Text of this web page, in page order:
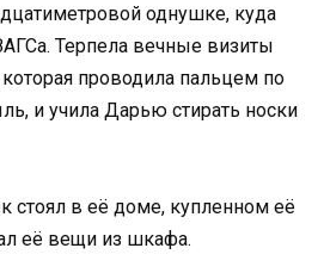
однушке, куда
Терпела вечные визиты
проводила пальцем по
и учила Дарью стирать носки
стоял в её доме, купленном её
её вещи из шкафа.